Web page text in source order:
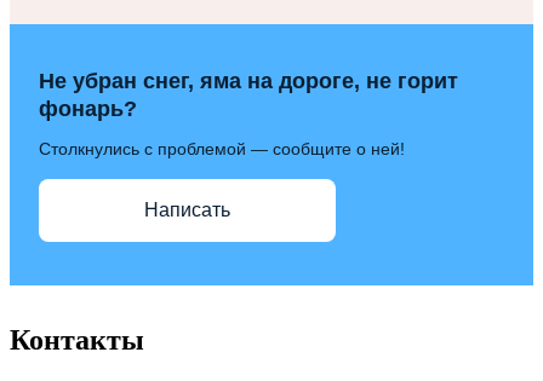
Не убран снег, яма на дороге, не горит
фонарь?
Столкнулись с проблемой — сообщите о ней!
Написать
Контакты